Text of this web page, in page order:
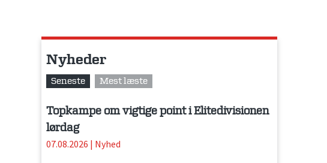
Nyheder
Seneste Mest læste
Topkampe om vigtige point i Elitedivisionen
lørdag
07.08.2026 | Nyhed